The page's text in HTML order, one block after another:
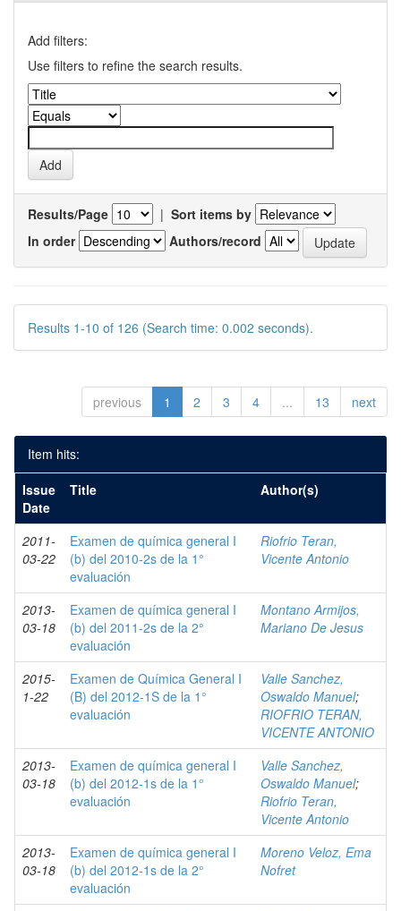
Add filters:
Use filters to refine the search results.
Results/Page | Sort items by
In order
Authors/record
Results 1-10 of 126 (Search time: 0.002 seconds).
previous 1 2 3 4 ... 13 next
Item hits:
Issue
Date
Title Author(s)
2011-
03-22
Examen de química general I
(b) del 2010-2s de la 1°
evaluación
Riofrio Teran,
Vicente Antonio
2013-
03-18
Examen de química general I
(b) del 2011-2s de la 2°
evaluación
Montano Armijos,
Mariano De Jesus
2015-
1-22
Examen de Química General I
(B) del 2012-1S de la 1°
evaluación
Valle Sanchez,
Oswaldo Manuel;
RIOFRIO TERAN,
VICENTE ANTONIO
2013-
03-18
Examen de química general I
(b) del 2012-1s de la 1°
evaluación
Valle Sanchez,
Oswaldo Manuel;
Riofrio Teran,
Vicente Antonio
2013-
03-18
Examen de química general I
(b) del 2012-1s de la 2°
evaluación
Moreno Veloz, Ema
Nofret